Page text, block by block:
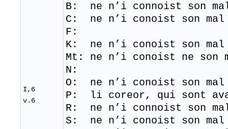
I,6
v.6
B: ne n’i connoist son
C: ne n’i conoist son mal
F:
K: ne n’i conoist son mal
Mt: ne n’i conoist ne son
N:
O: ne n’i conoist son mal
P: li coreor, qui sont
R: ​ ne n’i connoist son
S: ne n’i conoist son mal